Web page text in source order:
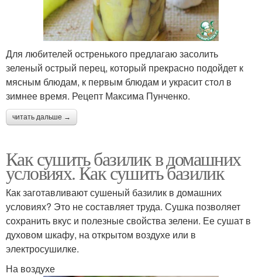
Для любителей остренького предлагаю засолить
зеленый острый перец, который прекрасно подойдет к
мясным блюдам, к первым блюдам и украсит стол в
зимнее время. Рецепт Максима Пунченко.
читать дальше →
Как сушить базилик в домашних
условиях. Как сушить базилик
Как заготавливают сушеный базилик в домашних
условиях? Это не составляет труда. Сушка позволяет
сохранить вкус и полезные свойства зелени. Ее сушат в
духовом шкафу, на открытом воздухе или в
электросушилке.
На воздухе